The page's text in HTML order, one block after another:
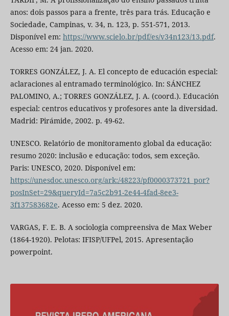
anos: dois passos para a frente, três para trás. Educação e
Sociedade, Campinas, v. 34, n. 123, p. 551-571, 2013.
Disponível em: https://www.scielo.br/pdf/es/v34n123/13.pdf.
Acesso em: 24 jan. 2020.
TORRES GONZÁLEZ, J. A. El concepto de educación especial:
aclaraciones al entramado terminológico. In: SÁNCHEZ
PALOMINO, A.; TORRES GONZÁLEZ, J. A. (coord.). Educación
especial: centros educativos y profesores ante la diversidad.
Madrid: Pirámide, 2002. p. 49-62.
UNESCO. Relatório de monitoramento global da educação:
resumo 2020: inclusão e educação: todos, sem exceção.
Paris: UNESCO, 2020. Disponível em:
https://unesdoc.unesco.org/ark:/48223/pf0000373721_por?
posInSet=29&queryId=7a5c2b91-2e44-4fad-8ee3-
3f137583682e. Acesso em: 5 dez. 2020.
VARGAS, F. E. B. A sociologia compreensiva de Max Weber
(1864-1920). Pelotas: IFISP/UFPel, 2015. Apresentação
powerpoint.